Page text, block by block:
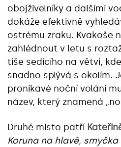
obojživelníky a dalšími
dokáže efektivně
ostrému zraku. Kvakoše
zahlédnout v letu s
tiše sedícího na větvi,
snadno splývá s okolím.
pronikavé noční volání
název, který znamená
Druhé místo patří
Koruna na hlavě, smyčka